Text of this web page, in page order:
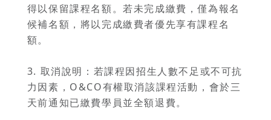
得以保留課程名額。若未完成繳費，僅為報名
候補名額，將以完成繳費者優先享有課程名
額。
3. 取消說明：若課程因招生人數不足或不可抗
力因素，O&CO有權取消該課程活動，會於三
天前通知已繳費學員並全額退費。